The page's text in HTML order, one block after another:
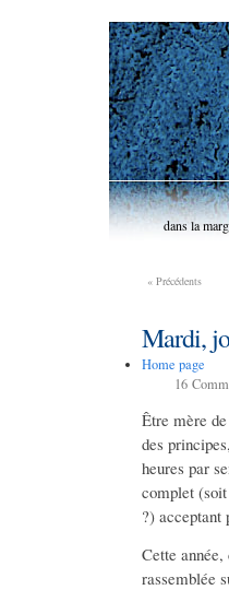
dans la
« Précédents
Mardi,
Home page
16
Être mère
des principes,
heures par
complet
?) acceptant
Cette
rassemblée